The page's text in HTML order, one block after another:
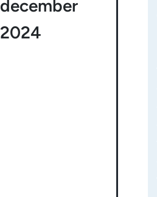
december
2024